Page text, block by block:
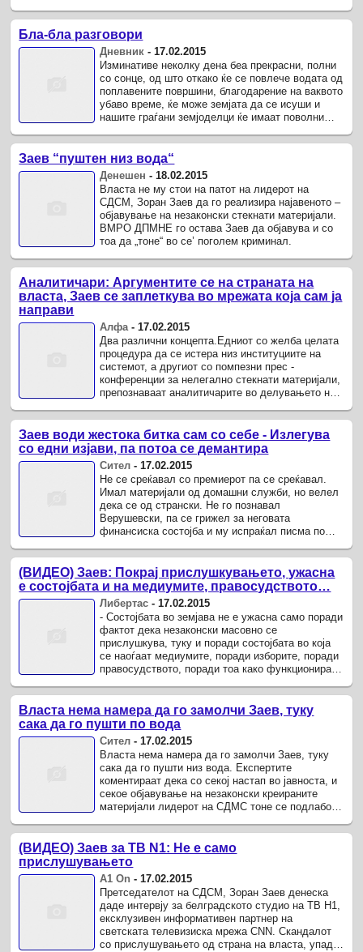
Бла-бла разговори
Дневник -17.02.2015
Изминативе неколку дена беа прекрасни, полни
со сонце, од што откако ќе се повлече водата од
поплавените површини, благодарение на ваквото
убаво време, ќе може земјата да се исуши и
нашите граѓани земјоделци ќе имаат поволни
Заев “пуштен низ вода“
Денешен -18.02.2015
Власта не му стои на патот на лидерот на
СДСМ, Зоран Заев да го реализира најавеното –
објавување на незаконски стекнати материјали.
ВМРО ДПМНЕ го остава Заев да објавува и со
тоа да „тоне“ во се’ поголем криминал.
Аналитичари: Аргументите се на страната на
власта, Заев се заплеткува во мрежата која сам ја
направи
Алфа-17.02.2015
Два различни концепта.Едниот со желба целата
процедура да се истера низ институциите на
системот, а другиот со помпезни прес -
конференции за нелегално стекнати материјали,
препознаваат аналитичарите во делувањето на
Заев води жестока битка сам со себе - Излегува
со едни изјави, па потоа се демантира
Сител - 17.02.2015
Не се среќавал со премиерот па се среќавал.
Имал материјали од домашни служби, но велел
дека се од странски. Не го познавал
Верушевски, па се грижел за неговата
финансиска состојба и му испраќал писма по
(ВИДЕО) Заев: Покрај прислушкувањето, ужасна
е состојбата и на медиумите, правосудството…
Либертас - 17.02.2015
- Состојбата во земјава не е ужасна само поради
фактот дека незаконски масовно се
прислушкува, туку и поради состојбата во која
се наоѓаат медиумите, поради изборите, поради
правосудството, поради тоа како функционира
Власта нема намера да го замолчи Заев, туку
сака да го пушти по вода
Сител - 17.02.2015
Власта нема намера да го замолчи Заев, туку
сака да го пушти низ вода. Експертите
коментираат дека со секој настап во јавноста, и
секое објавување на незаконски креираните
материјали лидерот на СДМС тоне се подлабоко
(ВИДЕО) Заев за ТВ N1: Не е само
прислушувањето
А1 On -17.02.2015
Претседателот на СДСМ, Зоран Заев денеска
даде интервју за белградското студио на ТВ Н1,
ексклузивен информативен партнер на
светската телевизиска мрежа CNN. Скандалот
со прислушувањето од страна на власта, упадот